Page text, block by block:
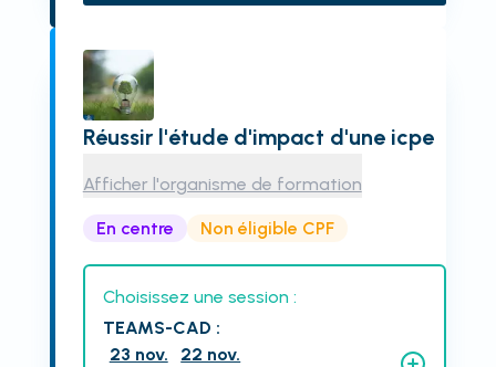
Réussir l'étude d'impact d'une icpe
Afficher l'organisme de formation
En centre Non éligible CPF
Choisissez une session :
TEAMS-CAD :
23 nov.
22 nov.